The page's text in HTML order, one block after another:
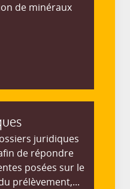
de minéraux
juridiques
de répondre
posées sur le
prélèvement,...